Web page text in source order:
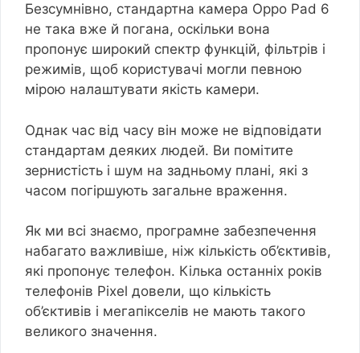
Безсумнівно, стандартна камера Oppo Pad 6
не така вже й погана, оскільки вона
пропонує широкий спектр функцій, фільтрів і
режимів, щоб користувачі могли певною
мірою налаштувати якість камери.
Однак час від часу він може не відповідати
стандартам деяких людей. Ви помітите
зернистість і шум на задньому плані, які з
часом погіршують загальне враження.
Як ми всі знаємо, програмне забезпечення
набагато важливіше, ніж кількість об’єктивів,
які пропонує телефон. Кілька останніх років
телефонів Pixel довели, що кількість
об’єктивів і мегапікселів не мають такого
великого значення.